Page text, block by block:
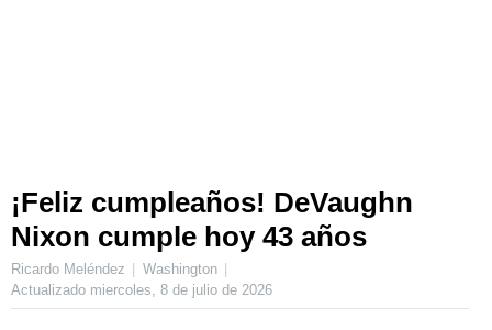
¡Feliz cumpleaños! DeVaughn
Nixon cumple hoy 43 años
Ricardo Meléndez
Washington
Actualizado miercoles, 8 de julio de 2026